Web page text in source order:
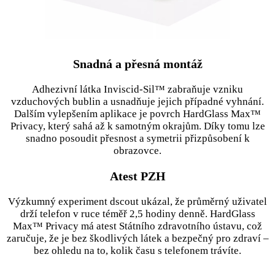
Snadná a přesná montáž
Adhezivní látka Inviscid-Sil™ zabraňuje vzniku
vzduchových bublin a usnadňuje jejich případné vyhnání.
Dalším vylepšením aplikace je povrch HardGlass Max™
Privacy, který sahá až k samotným okrajům. Díky tomu lze
snadno posoudit přesnost a symetrii přizpůsobení k
obrazovce.
Atest PZH
Výzkumný experiment dscout ukázal, že průměrný uživatel
drží telefon v ruce téměř 2,5 hodiny denně. HardGlass
Max™ Privacy má atest Státního zdravotního ústavu, což
zaručuje, že je bez škodlivých látek a bezpečný pro zdraví –
bez ohledu na to, kolik času s telefonem trávíte.